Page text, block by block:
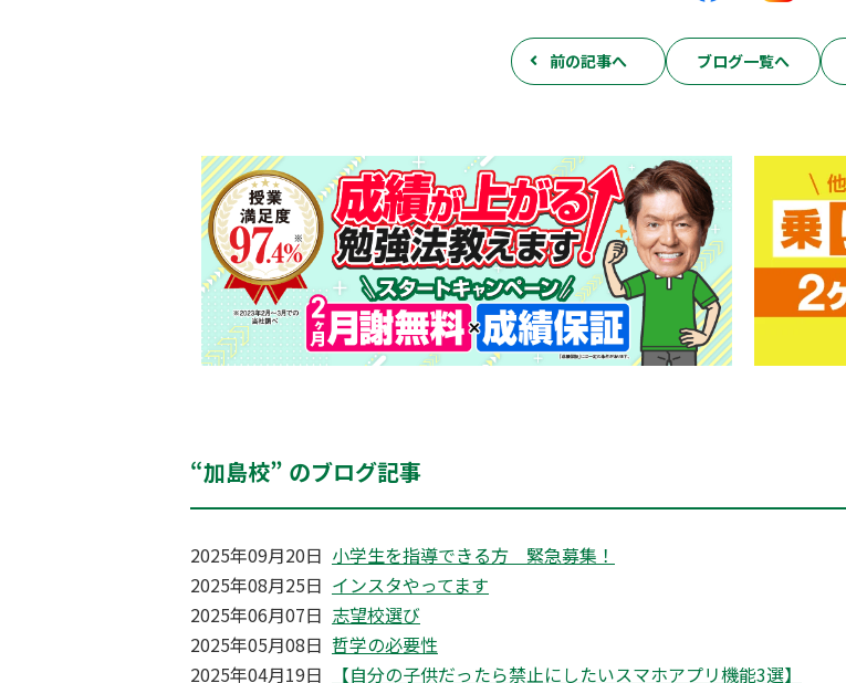
前の記事へ ブログ一覧へ
“加島校” のブログ記事
2025年09月20日 小学生を指導できる方 緊急募集！
2025年08月25日 インスタやってます
2025年06月07日 志望校選び
2025年05月08日 哲学の必要性
2025年04月19日
【自分の子供だったら禁止にしたいスマホアプリ機能3選】